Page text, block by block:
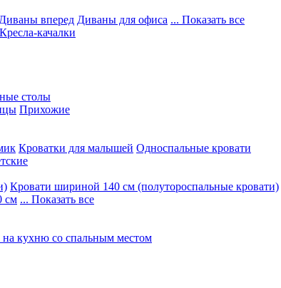
Диваны вперед Диваны для офиса ... Показать все
Кресла-качалки
столы
Прихожие
Кроватки для малышей Односпальные кровати
Кровати шириной 140 см (полутороспальные кровати)
см ... Показать все
кухню со спальным местом